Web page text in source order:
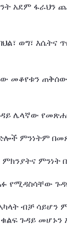
አደም ፋራህን
ወግ፣ እሴትና
መቆየቱን
ሌላኛው
ምንነትም
ምንነት
የሚዳስሳቸው
ብቻ ሳይሆን
ጉዳይ መሆኑን